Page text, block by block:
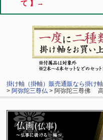
て 】→
掛け軸（掛軸）販売通販なら掛け
> 阿弥陀三尊仏 > 阿弥陀三尊佛 高